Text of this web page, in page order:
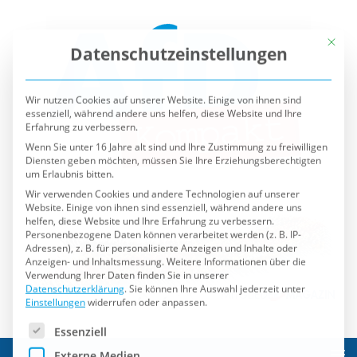
Wir nutzen Cookies auf unserer Website. Einige von ihnen sind
essenziell, während andere uns helfen, diese Website und Ihre
Erfahrung zu verbessern.
Wenn Sie unter 16 Jahre alt sind und Ihre Zustimmung zu freiwilligen
Diensten geben möchten, müssen Sie Ihre Erziehungsberechtigten
um Erlaubnis bitten.
Wir verwenden Cookies und andere Technologien auf unserer
Website. Einige von ihnen sind essenziell, während andere uns
helfen, diese Website und Ihre Erfahrung zu verbessern.
Personenbezogene Daten können verarbeitet werden (z. B. IP-
Adressen), z. B. für personalisierte Anzeigen und Inhalte oder
Anzeigen- und Inhaltsmessung.Weitere Informationen über die
Verwendung Ihrer Daten finden Sie in unserer
Datenschutzerklärung. Sie können Ihre Auswahl jederzeit unter
Einstellungenwiderrufen oder anpassen.
Es folgt eine Liste der Service-Gruppen, für die eine
Externe Medien